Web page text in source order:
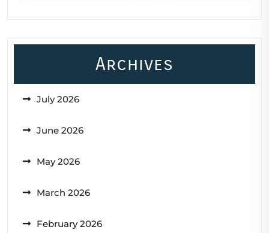
Archives
July 2026
June 2026
May 2026
March 2026
February 2026